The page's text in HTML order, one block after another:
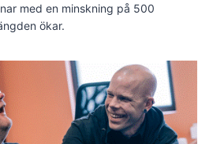
med en minskning på 500
ökar.